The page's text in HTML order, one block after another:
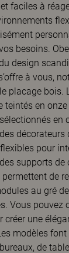
faciles à
besoins.
design
à vous,
placage bois.
teintés en
en
décorateurs
pour
supports
de
au gré
Vous pouvez
créer une
modèles
de